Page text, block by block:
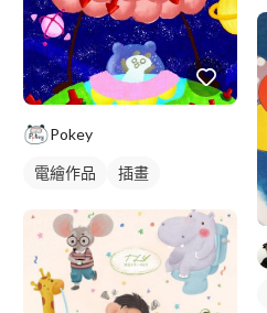
Pokey
電繪作品 插畫